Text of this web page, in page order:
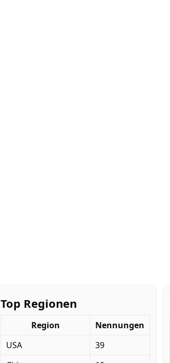
Top Regionen
Region
Nennungen
USA
39